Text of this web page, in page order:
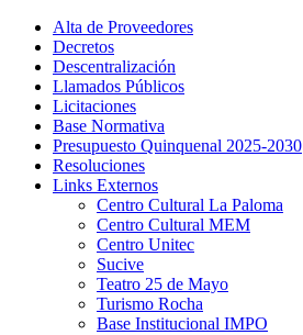
Alta de Proveedores
Decretos
Descentralización
Llamados Públicos
Licitaciones
Base Normativa
Presupuesto Quinquenal 2025-2030
Resoluciones
Links Externos
Centro Cultural La Paloma
Centro Cultural MEM
Centro Unitec
Sucive
Teatro 25 de Mayo
Turismo Rocha
Base Institucional IMPO